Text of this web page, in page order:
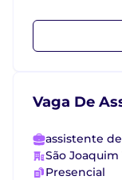
Vaga De
assistente
São
Presencial